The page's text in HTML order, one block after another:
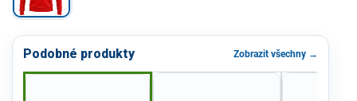
Podobné produkty Zobrazit všechny →